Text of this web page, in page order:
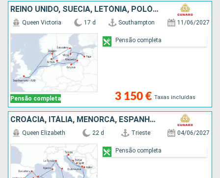
REINO UNIDO, SUÉCIA, LETÓNIA, POLÓNIA, DINAMARCA
Pensão completa
Queen Victoria 17 d Southampton 11/06/2027
3 150 € Taxas incluídas
Pensão completa
CROÁCIA, ITÁLIA, MENORCA, ESPANHA, MAIORCA, FRANÇA, MALTA, MONTENEGRO
Queen Elizabeth 22 d Trieste 04/06/2027
Pensão completa